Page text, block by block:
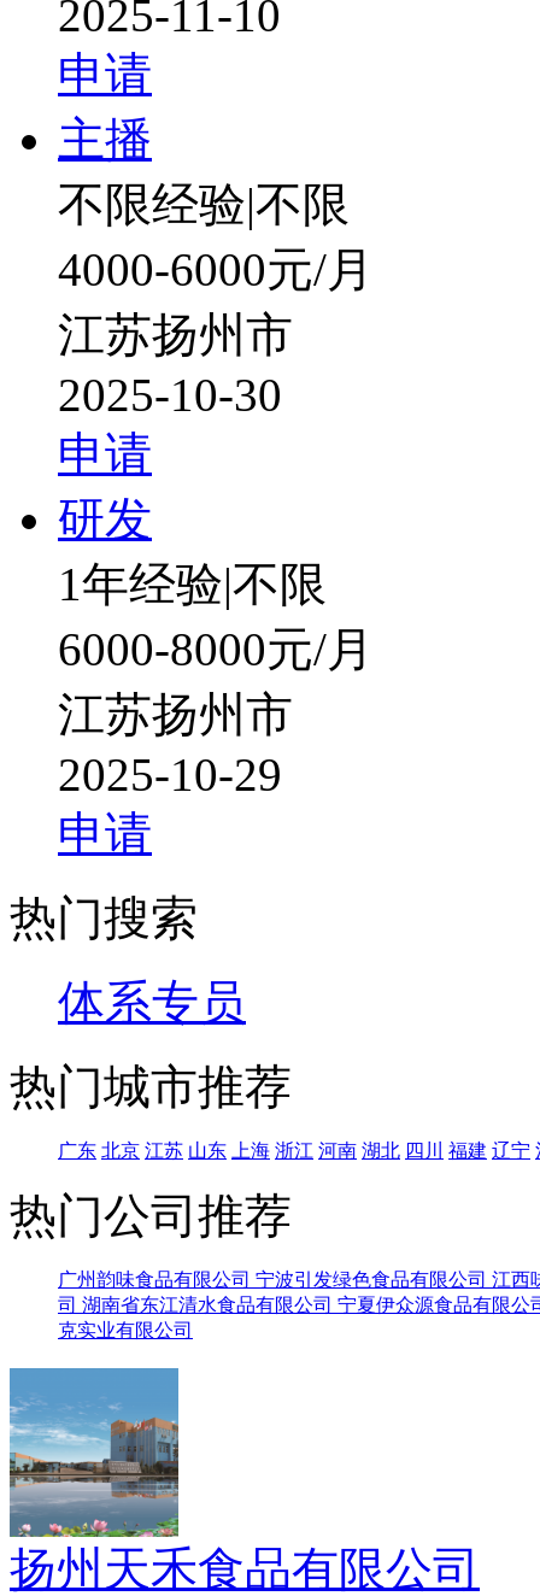
2025-11-10
申请
主播
不限经验|不限
4000-6000元/月
江苏扬州市
2025-10-30
申请
研发
1年经验|不限
6000-8000元/月
江苏扬州市
2025-10-29
申请
热门搜索
体系专员
热门城市推荐
广东 北京 江苏 山东 上海 浙江 河南 湖北 四川 福建 辽宁
热门公司推荐
广州韵味食品有限公司 宁波引发绿色食品有限公司 江西
司 湖南省东江清水食品有限公司 宁夏伊众源食品有限公
克实业有限公司
扬州天禾食品有限公司